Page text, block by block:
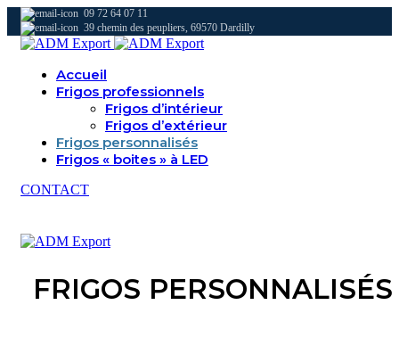
09 72 64 07 11
39 chemin des peupliers, 69570 Dardilly
Accueil
Frigos professionnels
Frigos d’intérieur
Frigos d’extérieur
Frigos personnalisés
Frigos « boites » à LED
CONTACT
FRIGOS PERSONNALISÉS